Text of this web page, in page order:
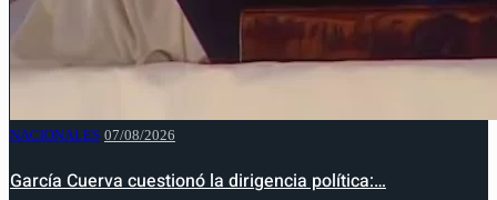
NACIONALES 07/08/2026
García Cuerva cuestionó la dirigencia política:…